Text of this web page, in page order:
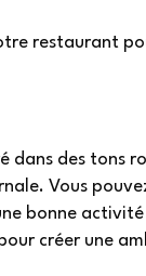
restaurant
dans des tons
Vous
bonne activité
créer une